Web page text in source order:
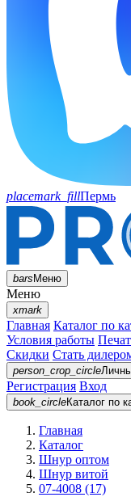
placemark_fillПермь
barsМеню
Меню
xmark
Главная Каталог по
Условия работы
Скидки Стать
person_crop_circle
Регистрация Вход
book_circleКаталог по
Главная
Каталог
Шнур оптом
Шнур витой
07-4008 (17)